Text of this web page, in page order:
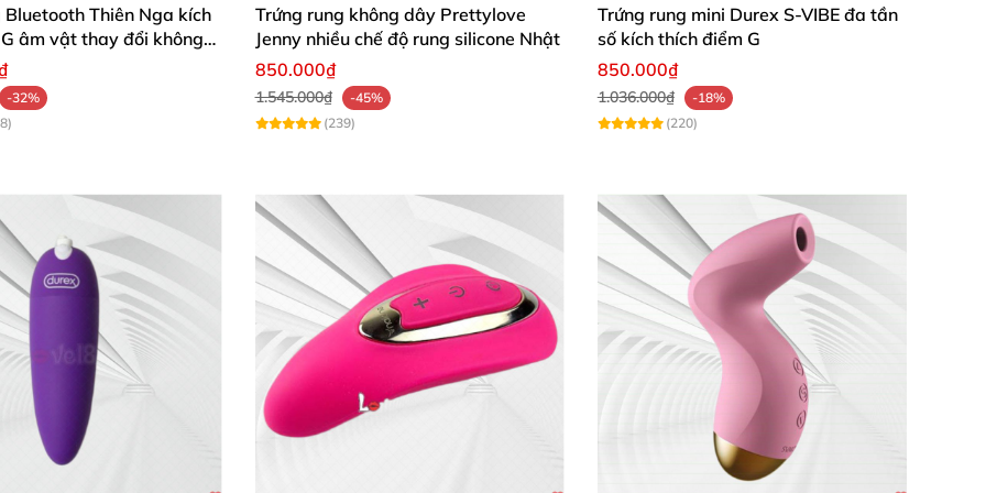
massage âm vật mô phỏng quan hệ miệng Lelo Ora 3 (DC85YN)
Lelo Ora 3 (DC85YN) được làm từ chất liệu silicon mềm mại
, mang đến cảm giác êm ái khi chạm vào
nỗi khiến nhiều chị em có sở thích oralsex dễ dàng tưởng tượng ra khung cảnh như được chiếc lưỡi
nước tuyệt đối , cho chị em thỏa sức tận hưởng niềm đam mê tự sướng trong
những môi trường
tính của chất liệu này còn tạo cảm giác thoải mái khi thủ dâm , hạn chế tổn thương
và đau rát cho
Bluetooth Thiên Nga kích
âm vật thay đổi không
-32%
Trứng rung không dây Prettylove
Jenny nhiều chế độ rung silicone Nhật
850.000₫
1.545.000₫
-45%
(239)
Trứng rung mini Durex S-VIBE đa tần
số kích thích điểm G
850.000₫
1.036.000₫
-18%
(220)